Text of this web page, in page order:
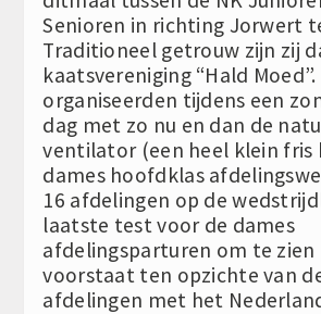
Senioren in richting Jorwert
Traditioneel getrouw zijn zij
kaatsvereniging “Hald Moed”.
organiseerden tijdens een
dag met zo nu en dan de
ventilator (een heel klein fris
dames hoofdklas
16 afdelingen op de
laatste test voor de dames
afdelingsparturen om te zien
voorstaat ten opzichte van
afdelingen met het